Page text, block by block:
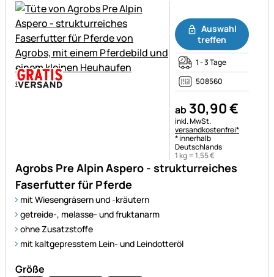
Agrobs Pre Alpin Aspero - strukturreiches
Faserfutter für Pferde
mit Wiesengräsern und -kräutern
getreide-, melasse- und fruktanarm
ohne Zusatzstoffe
mit kaltgepresstem Lein- und Leindotteröl
Größe
Auswahl
treffen
1 - 3 Tage
508560
ab 30,90€
Steuerhinweis:
inkl. MwSt.
versandkostenfrei*
* innerhalb
Deutschlands
1 kg =1,55€